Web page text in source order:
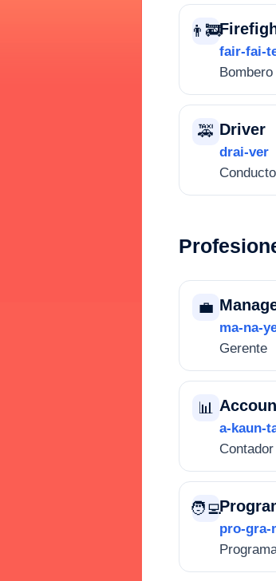
👨‍🚒
fair-fai-
🚕 Driver
drai-ver
💼
ma-na-
Gerente
📊
a-kaun-
🧑‍💻
pro-gra-